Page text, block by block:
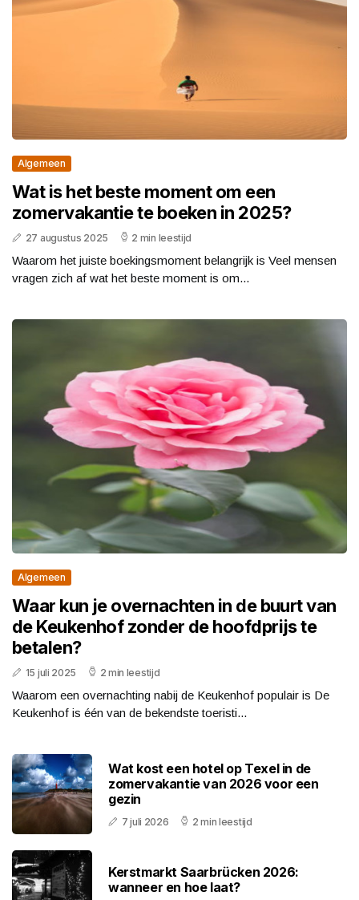
Algemeen
Wat is het beste moment om een
zomervakantie te boeken in 2025?
27 augustus 2025 2 min leestijd
Waarom het juiste boekingsmoment belangrijk is Veel mensen
vragen zich af wat het beste moment is om...
Algemeen
Waar kun je overnachten in de buurt van
de Keukenhof zonder de hoofdprijs te
betalen?
15 juli 2025 2 min leestijd
Waarom een overnachting nabij de Keukenhof populair is De
Keukenhof is één van de bekendste toeristi...
Wat kost een hotel op Texel in de
zomervakantie van 2026 voor een
gezin
7 juli 2026 2 min leestijd
Kerstmarkt Saarbrücken 2026:
wanneer en hoe laat?